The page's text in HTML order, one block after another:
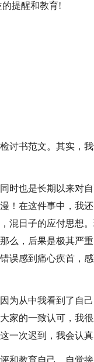
提醒和教育!
讨书范文。其实，
时也是长期以来对
！在这件事中，我
混日子的应付思想。
么，后果是极其严
误感到痛心疾首，
为从中我看到了自
家的一致认可，我
一次迟到，我会认真
和教育自己，自觉